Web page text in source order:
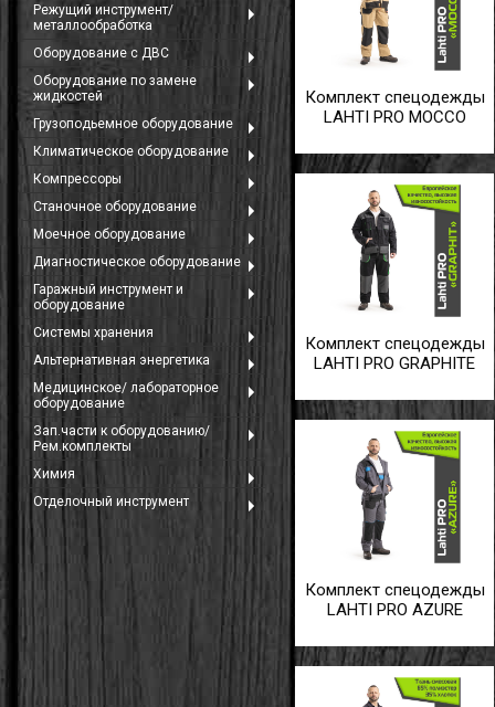
Режущий инструмент/
металлообработка
Оборудование с ДВС
Оборудование по замене
жидкостей
Грузоподьемное оборудование
Климатическое оборудование
Компрессоры
Станочное оборудование
Моечное оборудование
Диагностическое оборудование
Гаражный инструмент и
оборудование
Системы хранения
Альтернативная энергетика
Медицинское/ лабораторное
оборудование
Зап.части к оборудованию/
Рем.комплекты
Химия
Отделочный инструмент
Комплект спецодежды
LAHTI PRO MOCCO
Комплект спецодежды
LAHTI PRO GRAPHITE
Комплект спецодежды
LAHTI PRO AZURE